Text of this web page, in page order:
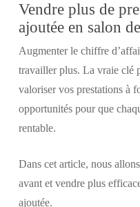
Vendre plus de
ajoutée en salon
Augmenter le chiffre
travailler plus. La vraie clé
valoriser vos prestations à
opportunités pour que
rentable.
Dans cet article, nous
avant et vendre plus
ajoutée.